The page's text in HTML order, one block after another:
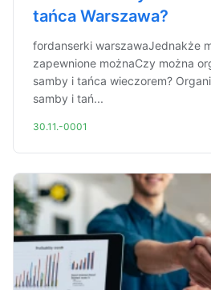
tańca Warszawa?
fordanserki warszawaJednakże
zapewnione możnaCzy można
samby i tańca wieczorem?
samby i tań...
30.11.-0001